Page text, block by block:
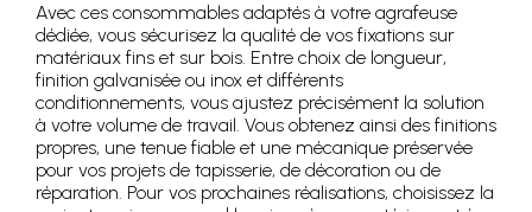
Avec ces consommables adaptés à votre agrafeuse
dédiée, vous sécurisez la qualité de vos fixations sur
matériaux fins et sur bois. Entre choix de longueur,
finition galvanisée ou inox et différents
conditionnements, vous ajustez précisément la solution
à votre volume de travail. Vous obtenez ainsi des finitions
propres, une tenue fiable et une mécanique préservée
pour vos projets de tapisserie, de décoration ou de
réparation. Pour vos prochaines réalisations, choisissez la